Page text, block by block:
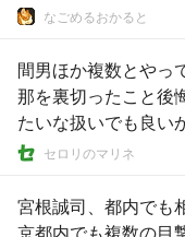
なごめるおかると
間男ほか複数とやっ
那を裏切ったこと後
たいな扱いでも良い
下げてｗ
セロリのマリネ
宮根誠司、都内でも
京都内でも複数の目